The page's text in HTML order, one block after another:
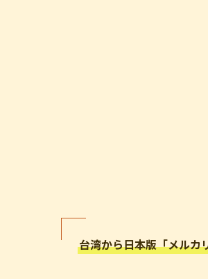
台湾から日本版「メルカ